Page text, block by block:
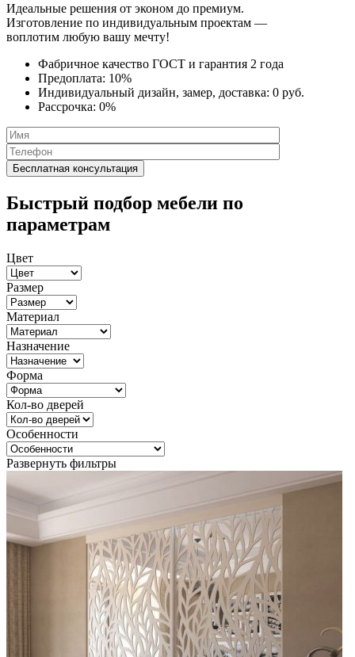
Идеальные решения от эконом до премиум.
Изготовление по индивидуальным проектам —
воплотим любую вашу мечту!
Фабричное качество ГОСТ и гарантия 2 года
Предоплата: 10%
Индивидуальный дизайн, замер, доставка: 0 руб.
Рассрочка: 0%
Быстрый подбор мебели по
параметрам
Цвет
Размер
Материал
Назначение
Форма
Кол-во дверей
Особенности
Развернуть фильтры